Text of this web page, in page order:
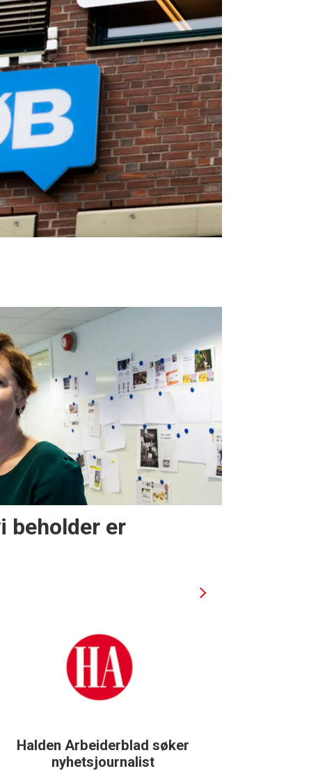
beholder er
Halden Arbeiderblad søker
nyhetsjournalist